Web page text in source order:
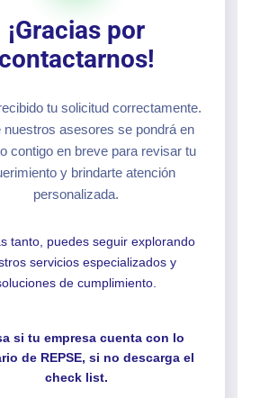
¡Gracias por
contactarnos!
tu solicitud correctamente.
nuestros asesores se pondrá en
contigo en breve para revisar tu
y brindarte atención
personalizada.
tanto, puedes seguir explorando
servicios especializados y
de cumplimiento.
si tu empresa cuenta con lo
de REPSE, si no descarga el
check list.